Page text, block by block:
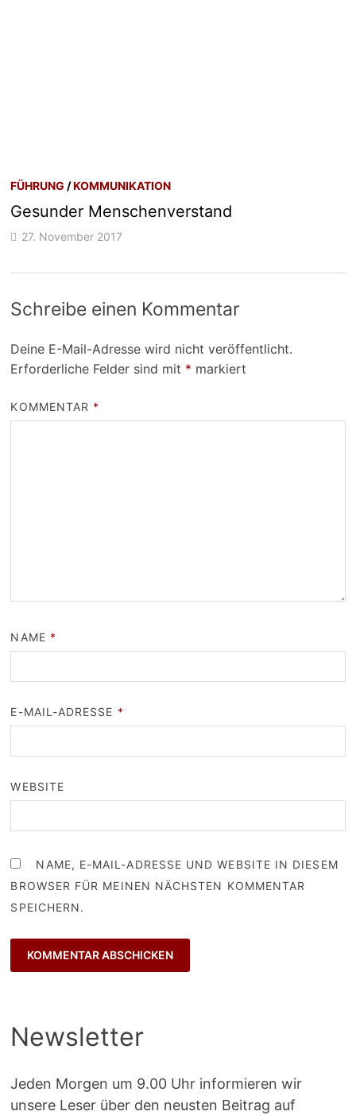
FÜHRUNG /KOMMUNIKATION
Gesunder Menschenverstand
27. November 2017
Schreibe einen Kommentar
Deine E-Mail-Adresse wird nicht veröffentlicht.
Erforderliche Felder sind mit * markiert
KOMMENTAR *
NAME *
E-MAIL-ADRESSE *
WEBSITE
NAME, E-MAIL-ADRESSE UND WEBSITE IN DIESEM
BROWSER FÜR MEINEN NÄCHSTEN KOMMENTAR
SPEICHERN.
Newsletter
Jeden Morgen um 9.00 Uhr informieren wir
unsere Leser über den neusten Beitrag auf